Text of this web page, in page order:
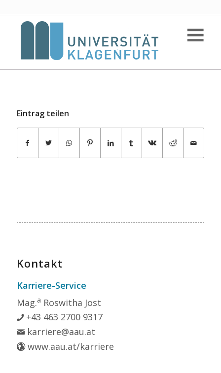
Eintrag teilen
Kontakt
Karriere-Service
Mag.a Roswitha Jost
+43 463 2700 9317
karriere@aau.at
www.aau.at/karriere